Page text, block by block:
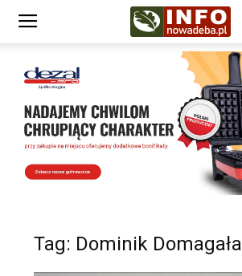
Tag: Dominik Domagała